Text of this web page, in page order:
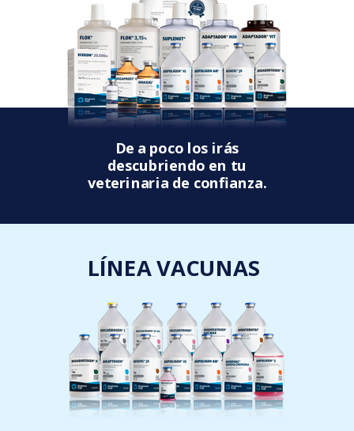
De a poco los irás
descubriendo en tu
veterinaria de confianza.
LÍNEA VACUNAS